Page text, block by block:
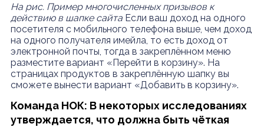
На рис. Пример многочисленных призывов к
действию в шапке сайтаЕсли ваш доход на одного
посетителя с мобильного телефона выше, чем доход
на одного получателя имейла, то есть доход от
электронной почты, тогда в закреплённом меню
разместите вариант «Перейти в корзину». На
страницах продуктов в закреплённую шапку вы
сможете вынести вариант «Добавить в корзину».
Команда НОК: В некоторых исследованиях
утверждается, что должна быть чёткая